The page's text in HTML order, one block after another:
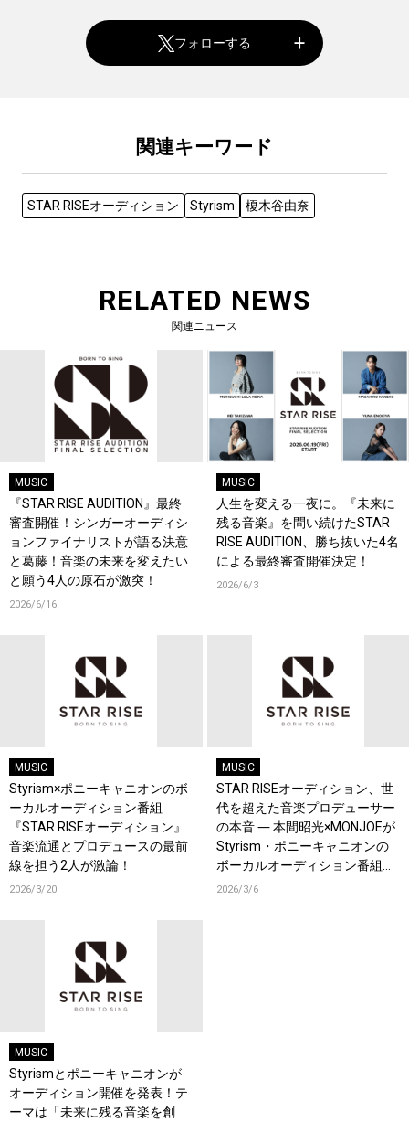
フォローする
関連キーワード
STAR RISEオーディション Styrism 榎木谷由奈
RELATED NEWS
関連ニュース
MUSIC
『STAR RISE AUDITION』最終
審査開催！シンガーオーディシ
ョンファイナリストが語る決意
と葛藤！音楽の未来を変えたい
と願う4人の原石が激突！
2026/6/16
MUSIC
人生を変える一夜に。『未来に
残る音楽』を問い続けたSTAR
RISE AUDITION、勝ち抜いた4名
による最終審査開催決定！
2026/6/3
MUSIC
Styrism×ポニーキャニオンのボ
ーカルオーディション番組
『STAR RISEオーディション』
音楽流通とプロデュースの最前
線を担う2人が激論！
2026/3/20
MUSIC
STAR RISEオーディション、世
代を超えた音楽プロデューサー
の本音 ― 本間昭光×MONJOEが
Styrism・ポニーキャニオンの
ボーカルオーディション番組で
音楽を広めることの難しさを語
2026/3/6
MUSIC
Styrismとポニーキャニオンが
オーディション開催を発表！テ
ーマは「未来に残る音楽を創